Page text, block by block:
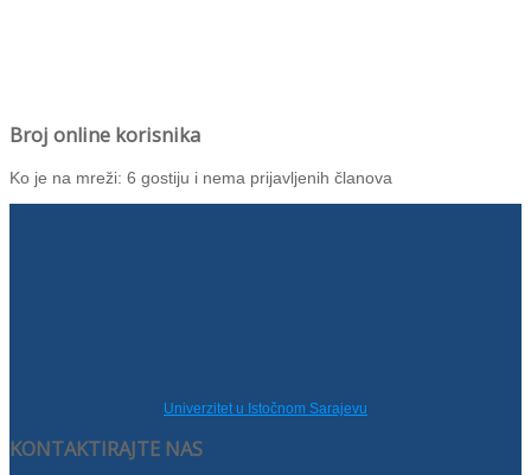
Broj online korisnika
Ko je na mreži: 6 gostiju i nema prijavljenih članova
Univerzitet u Istočnom Sarajevu
KONTAKTIRAJTE NAS